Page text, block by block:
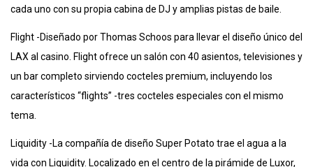
cada uno con su propia cabina de DJ y amplias pistas de baile.
Flight -Diseñado por Thomas Schoos para llevar el diseño único del
LAX al casino. Flight ofrece un salón con 40 asientos, televisiones y
un bar completo sirviendo cocteles premium, incluyendo los
característicos “flights” -tres cocteles especiales con el mismo
tema.
Liquidity -La compañía de diseño Super Potato trae el agua a la
vida con Liquidity. Localizado en el centro de la pirámide de Luxor,